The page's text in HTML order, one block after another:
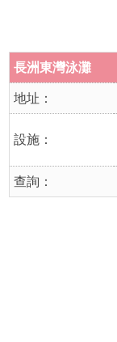
長洲東灣泳灘
地址：
設施：
查詢：